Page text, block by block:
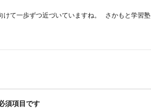
て一歩ずつ近づいていますね。 さかもと学習塾
須項目です